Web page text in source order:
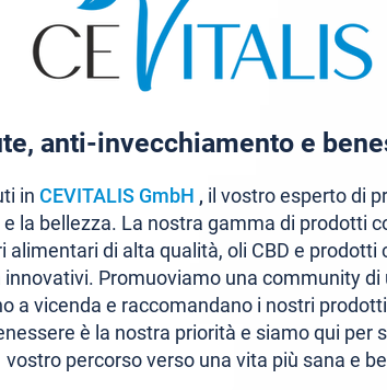
anti-invecchiamento e
in CEVITALIS GmbH , il vostro esperto di
e la bellezza. La nostra gamma di prodotti
alimentari di alta qualità, oli CBD e prodotti
innovativi. Promuoviamo una community di
a vicenda e raccomandano i nostri
è la nostra priorità e siamo qui per
vostro percorso verso una vita più sana e